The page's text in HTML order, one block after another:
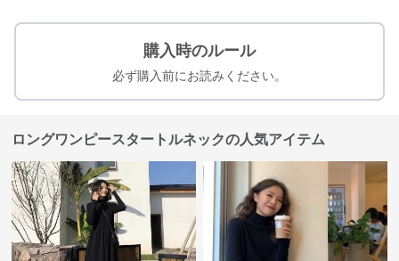
購入時のルール
必ず購入前にお読みください。
ロングワンピースタートルネックの人気アイテム